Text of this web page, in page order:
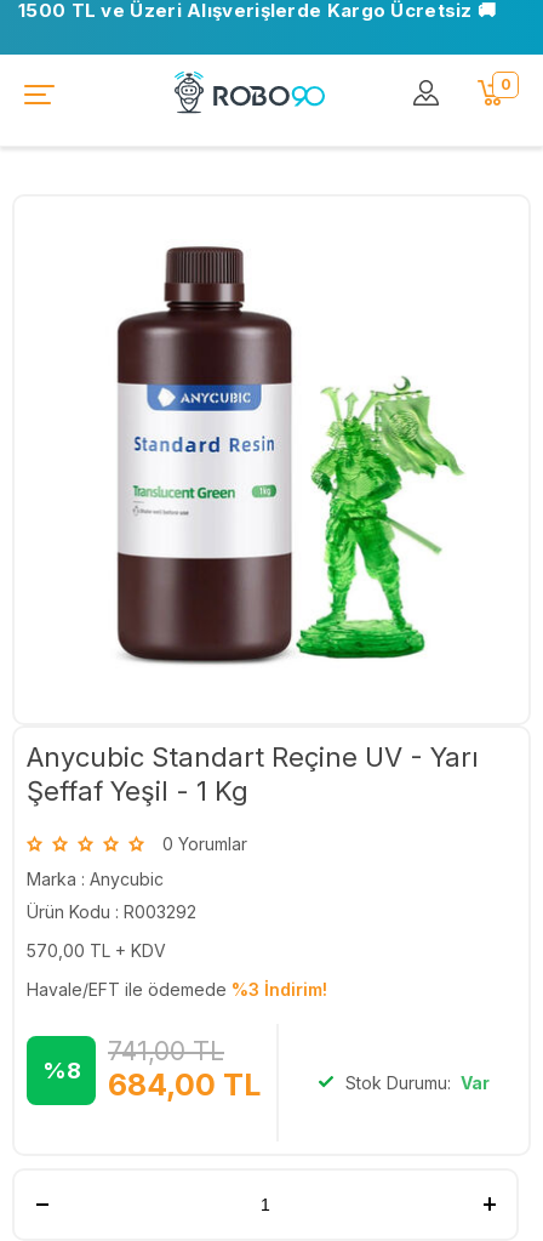
1500 TL ve Üzeri Alışverişlerde Kargo Ücretsiz 🚚
0
Anycubic Standart Reçine UV - Yarı
Şeffaf Yeşil - 1 Kg
0 Yorumlar
Marka : Anycubic
Ürün Kodu : R003292
570,00 TL + KDV
Havale/EFT ile ödemede %3 İndirim!
%8 684,00 TL
741,00TL
Stok Durumu: Var